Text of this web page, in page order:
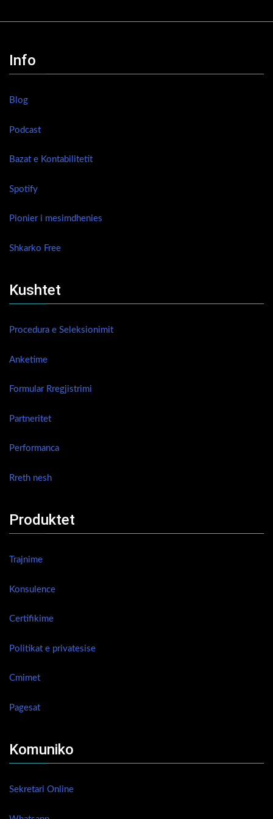
Info
Blog
Podcast
Bazat e Kontabilitetit
Spotify
Pionier i mesimdhenies
Shkarko Free
Kushtet
Procedura e Seleksionimit
Anketime
Formular Rregjistrimi
Partneritet
Performanca
Rreth nesh
Produktet
Trajnime
Konsulence
Certifikime
Politikat e privatesise
Cmimet
Pagesat
Komuniko
Sekretari Online